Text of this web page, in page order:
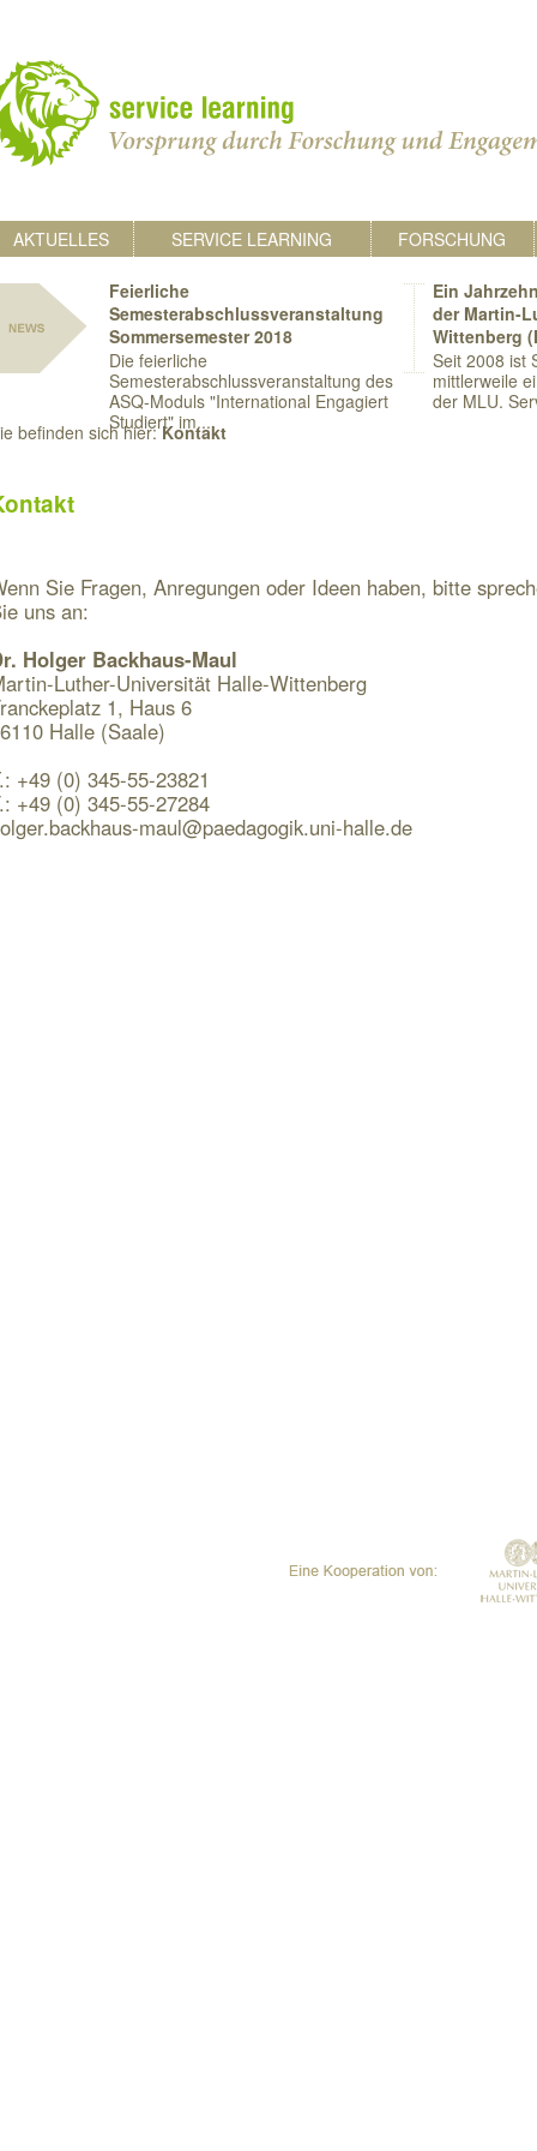
AKTUELLES SERVICE LEARNING FORSCHUNG
Feierliche
Semesterabschlussveranstaltung
Sommersemester 2018
Die feierliche
Semesterabschlussveranstaltung des
ASQ-Moduls "International Engagiert
Studiert" im...
Ein
der Martin-
Wittenberg
Seit 2008 ist
mittlerweile
der MLU.
befinden sich hier:Kontakt
Sie Fragen, Anregungen oder Ideen haben, bitte
uns an:
Holger Backhaus-Maul
Luther-Universität Halle-Wittenberg
1, Haus 6
Halle (Saale)
+49 (0) 345-55-23821
+49 (0) 345-55-27284
maul@paedagogik.uni-halle.de